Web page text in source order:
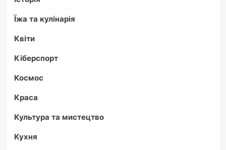
Їжа та кулінарія
Квіти
Кіберспорт
Космос
Краса
Культура та мистецтво
Кухня